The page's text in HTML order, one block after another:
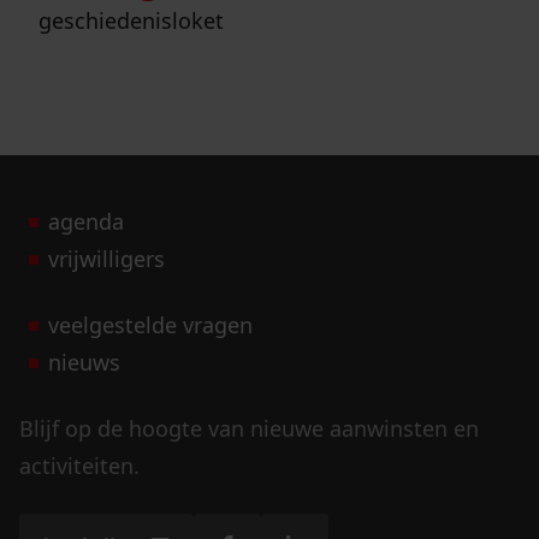
geschiedenisloket
agenda
vrijwilligers
veelgestelde vragen
nieuws
Blijf op de hoogte van nieuwe aanwinsten en
activiteiten.